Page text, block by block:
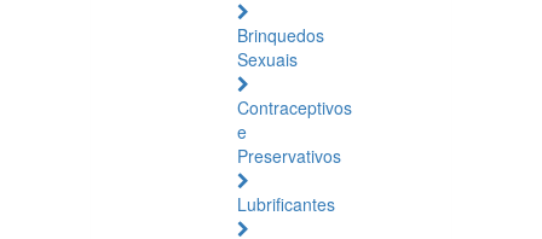
Brinquedos
Sexuais
Contraceptivos
e
Preservativos
Lubrificantes